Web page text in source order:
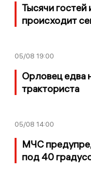
Тысячи гостей
происходит
05/08 19:00
Орловец едва
тракториста
05/08 14:00
МЧС
под 40